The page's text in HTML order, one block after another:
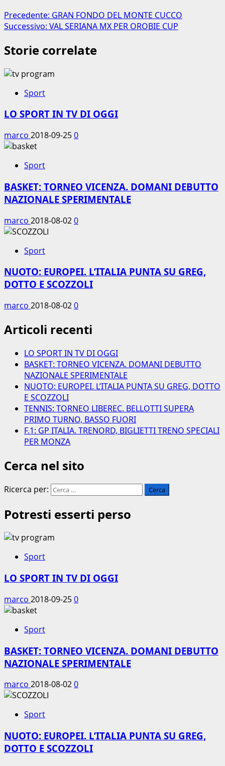
Precedente: GRAN FONDO DEL MONTE CUCCO
Successivo: VAL SERIANA MX PER OROBIE CUP
Storie correlate
Sport
LO SPORT IN TV DI OGGI
marco 2018-09-250
Sport
BASKET: TORNEO VICENZA. DOMANI DEBUTTO
NAZIONALE SPERIMENTALE
marco 2018-08-020
Sport
NUOTO: EUROPEI. L’ITALIA PUNTA SU GREG,
DOTTO E SCOZZOLI
marco 2018-08-020
Articoli recenti
LO SPORT IN TV DI OGGI
BASKET: TORNEO VICENZA. DOMANI DEBUTTO
NAZIONALE SPERIMENTALE
NUOTO: EUROPEI. L’ITALIA PUNTA SU GREG, DOTTO
E SCOZZOLI
TENNIS: TORNEO LIBEREC. BELLOTTI SUPERA
PRIMO TURNO, BASSO FUORI
F.1: GP ITALIA. TRENORD, BIGLIETTI TRENO SPECIALI
PER MONZA
Cerca nel sito
Ricerca per:
Potresti esserti perso
Sport
LO SPORT IN TV DI OGGI
marco 2018-09-250
Sport
BASKET: TORNEO VICENZA. DOMANI DEBUTTO
NAZIONALE SPERIMENTALE
marco 2018-08-020
Sport
NUOTO: EUROPEI. L’ITALIA PUNTA SU GREG,
DOTTO E SCOZZOLI